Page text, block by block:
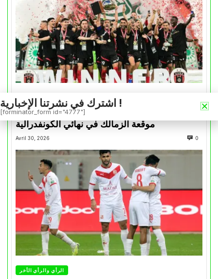
كأس الكونفدرالية
التتويج بالكأس.. دفعة معنوية لإتحاد العاصمة قبل
موقعة الزمالك في نهائي الكونفدرالية
Avril 30, 2026 0
الرأي والرأي الأخر
اشترك في نشرتنا الإخبارية !
[forminator_form id="4777"]